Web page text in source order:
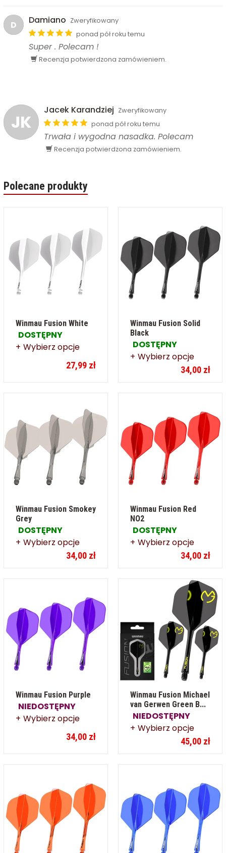
D Damiano Zweryfikowany
ponad pół roku temu
Super . Polecam !
Recenzja potwierdzona zamówieniem.
JK
Jacek Karandziej Zweryfikowany
ponad pół roku temu
Trwała i wygodna nasadka. Polecam
Recenzja potwierdzona zamówieniem.
Polecane produkty
Winmau Fusion White
DOSTĘPNY
Wybierz opcje
27,99 zł
Winmau Fusion Solid
Black
DOSTĘPNY
Wybierz opcje
34,00 zł
Winmau Fusion Smokey
Grey
DOSTĘPNY
Wybierz opcje
34,00 zł
Winmau Fusion Red
NO2
DOSTĘPNY
Wybierz opcje
34,00 zł
Winmau Fusion Purple
NIEDOSTĘPNY
Wybierz opcje
34,00 zł
Winmau Fusion Michael
van Gerwen Green B...
NIEDOSTĘPNY
Wybierz opcje
45,00 zł